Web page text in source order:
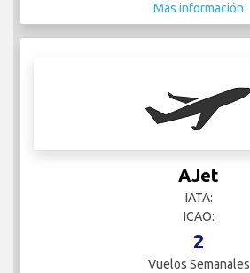
Más información
AJet
IATA:
ICAO:
2
Vuelos Semanales